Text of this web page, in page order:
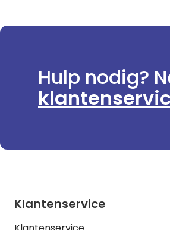
Hulp nodig?
Klantenservice